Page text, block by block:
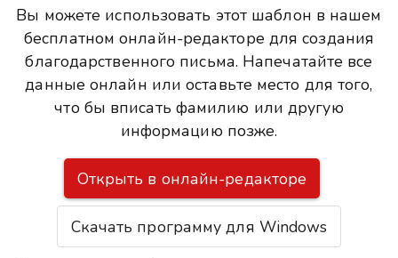
Вы можете использовать этот шаблон в нашем
бесплатном онлайн-редакторе для создания
благодарственного письма. Напечатайте все
данные онлайн или оставьте место для того,
что бы вписать фамилию или другую
информацию позже.
Открыть в онлайн-редакторе
Скачать программу для Windows